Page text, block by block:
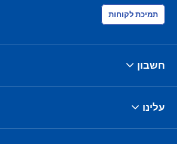
תמיכת לקוחות
חשבון
עלינו